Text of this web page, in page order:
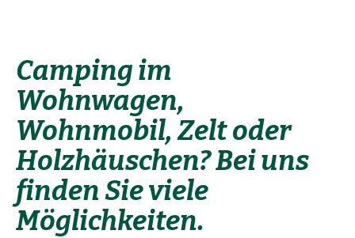
Camping im
Wohnwagen,
Wohnmobil, Zelt oder
Holz­häuschen? Bei uns
finden Sie viele
Möglichkeiten.